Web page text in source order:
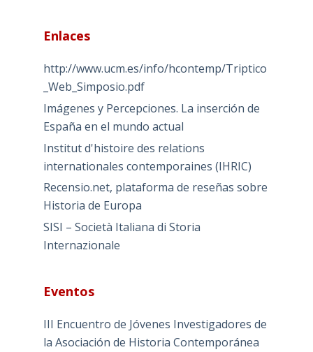
Enlaces
http://www.ucm.es/info/hcontemp/Triptico
_Web_Simposio.pdf
Imágenes y Percepciones. La inserción de
España en el mundo actual
Institut d'histoire des relations
internationales contemporaines (IHRIC)
Recensio.net, plataforma de reseñas sobre
Historia de Europa
SISI – Società Italiana di Storia
Internazionale
Eventos
III Encuentro de Jóvenes Investigadores de
la Asociación de Historia Contemporánea